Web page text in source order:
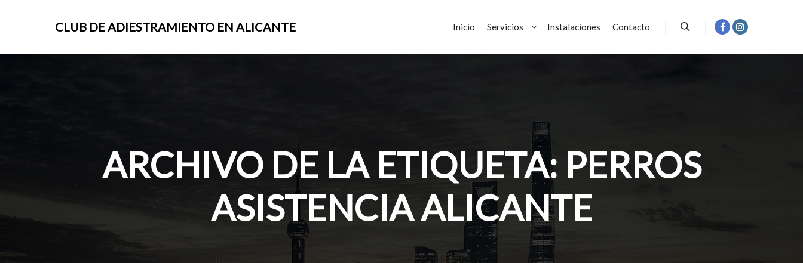
CLUB DE ADIESTRAMIENTO EN ALICANTE Inicio Servicios Instalaciones Contacto
ARCHIVO DE LA ETIQUETA: PERROS
ASISTENCIA ALICANTE